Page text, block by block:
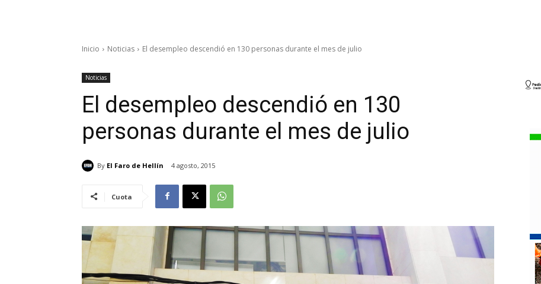
Inicio Noticias El desempleo descendió en 130 personas durante el mes de julio
Noticias
El desempleo descendió en 130
personas durante el mes de julio
By El Faro de Hellín 4 agosto, 2015
Cuota